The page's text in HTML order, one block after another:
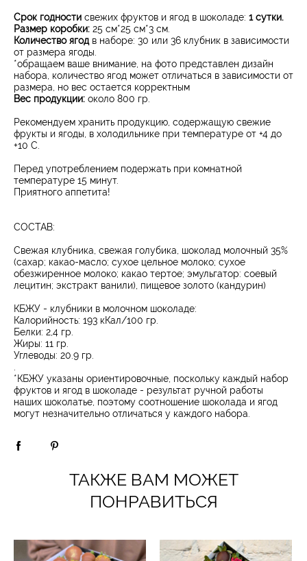
Срок годности свежих фруктов и ягод в шоколаде: 1 сутки.
Размер коробки: 25 см*25 см*3 см.
Количество ягод в наборе: 30 или 36 клубник в зависимости
от размера ягоды.
*обращаем ваше внимание, на фото представлен дизайн
набора, количество ягод может отличаться в зависимости от
размера, но вес остается корректным
Вес продукции: около 800 гр.
Рекомендуем хранить продукцию, содержащую свежие
фрукты и ягоды, в холодильнике при температуре от +4 до
+10 С.
Перед употреблением подержать при комнатной
температуре 15 минут.
​Приятного аппетита!
СОСТАВ:
Свежая клубника, свежая голубика, шоколад молочный 35%
(сахар; какао-масло; сухое цельное молоко; сухое
обезжиренное молоко; какао тертое; эмульгатор: соевый
лецитин; экстракт ванили), пищевое золото (кандурин)
КБЖУ - клубники в молочном шоколаде:
Калорийность: 193 кКал/100 гр.
Белки: 2,4 гр.
Жиры: 11 гр.
Углеводы: 20.9 гр.
*КБЖУ указаны ориентировочные, поскольку каждый набор
фруктов и ягод в шоколаде - результат ручной работы
наших шоколатье, поэтому соотношение шоколада и ягод
могут незначительно отличаться у каждого набора.
ТАКЖЕ ВАМ МОЖЕТ
ПОНРАВИТЬСЯ